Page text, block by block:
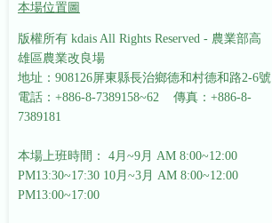
本場位置圖
版權所有 kdais All Rights Reserved - 農業部高
雄區農業改良場
地址：908126屏東縣長治鄉德和村德和路2-6號
電話：+886-8-7389158~62 傳真：+886-8-
7389181
本場上班時間： 4月~9月 AM 8:00~12:00
PM13:30~17:30 10月~3月 AM 8:00~12:00
PM13:00~17:00